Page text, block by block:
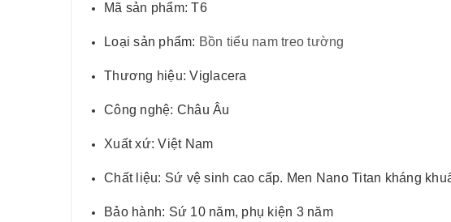
Mã sản phẩm: T6
Loại sản phẩm: Bồn tiểu nam treo tường
Thương hiệu: Viglacera
Công nghệ: Châu Âu
Xuất xứ: Việt Nam
Chất liệu: Sứ vệ sinh cao cấp. Men Nano Titan kháng
Bảo hành: Sứ 10 năm, phụ kiện 3 năm